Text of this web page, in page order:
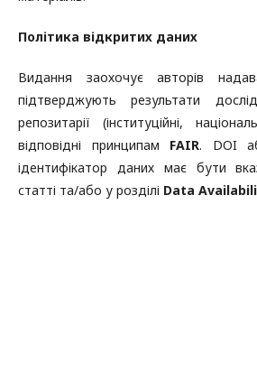
Політика відкритих даних
Видання заохочує авторів
підтверджують результати
репозитарії (інституційні,
відповідні принципам FAIR. DOI
ідентифікатор даних має бути
статті та/або у розділі Data